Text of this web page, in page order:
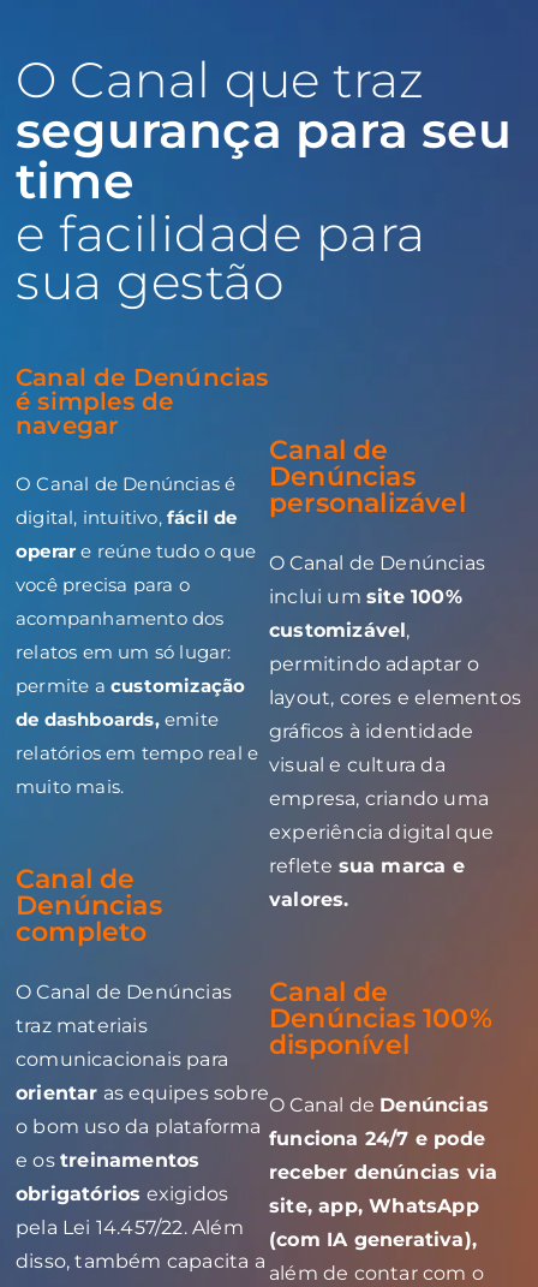
O Canal que traz
segurança para seu
time
e facilidade para
sua gestão
Canal de Denúncias
é simples de
navegar
O Canal de Denúncias é
digital, intuitivo, fácil de
operar e reúne tudo o que
você precisa para o
acompanhamento dos
relatos em um só lugar:
permite a customização
de dashboards,emite
relatórios em tempo real e
muito mais.
Canal de
Denúncias
completo
O Canal de Denúncias
traz materiais
comunicacionais para
orientar as equipes sobre
o bom uso da plataforma
e os treinamentos
obrigatórios exigidos
pela Lei 14.457/22. Além
disso, também capacita a
Canal de
Denúncias
personalizável
O Canal de Denúncias
inclui um site 100%
customizável,
permitindo adaptar o
layout, cores e elementos
gráficos à identidade
visual e cultura da
empresa, criando uma
experiência digital que
reflete sua marca e
valores.
Canal de
Denúncias 100%
disponível
O Canal de Denúncias
funciona 24/7 e pode
receber denúncias via
site, app, WhatsApp
(com IA generativa),
além de contar com o